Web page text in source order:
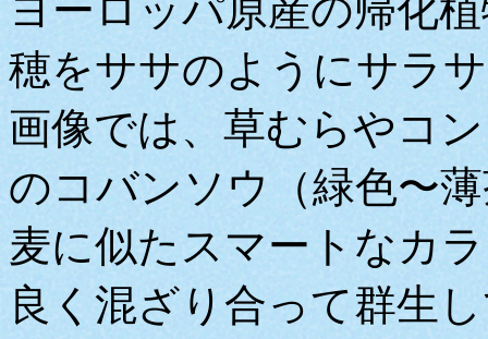
ヨーロッパ原産の帰化
穂をササのようにサラ
画像では、草むらやコ
のコバンソウ（緑色〜
麦に似たスマートなカ
良く混ざり合って群生